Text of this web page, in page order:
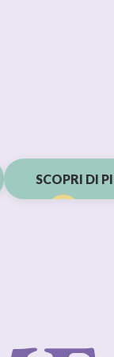
SCOPRI DI